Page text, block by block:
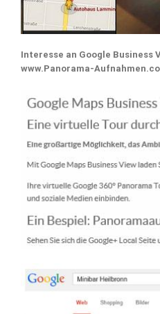
Interesse an Google Business
www.Panorama-